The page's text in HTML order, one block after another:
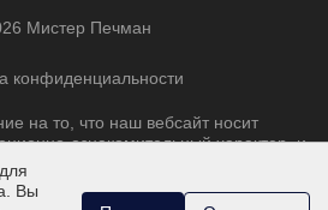
Мистер Печман
конфиденциальности
на то, что наш вебсайт носит
ознакомительный характер, и
является публичной офертой,
Статьи 437 Гражданского
Вы